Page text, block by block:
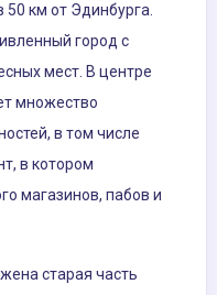
50 км от Эдинбурга.
город с
мест. В центре
множество
в том числе
в котором
магазинов, пабов и
старая часть